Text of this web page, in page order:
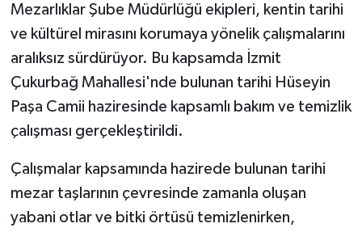
Mezarlıklar Şube Müdürlüğü ekipleri, kentin tarihi
ve kültürel mirasını korumaya yönelik çalışmalarını
aralıksız sürdürüyor. Bu kapsamda İzmit
Çukurbağ Mahallesi'nde bulunan tarihi Hüseyin
Paşa Camii haziresinde kapsamlı bakım ve temizlik
çalışması gerçekleştirildi.
Çalışmalar kapsamında hazirede bulunan tarihi
mezar taşlarının çevresinde zamanla oluşan
yabani otlar ve bitki örtüsü temizlenirken,